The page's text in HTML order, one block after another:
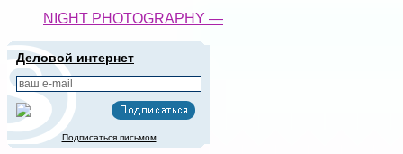
NIGHT PHOTOGRAPHY —
Деловой интернет
Подписаться письмом